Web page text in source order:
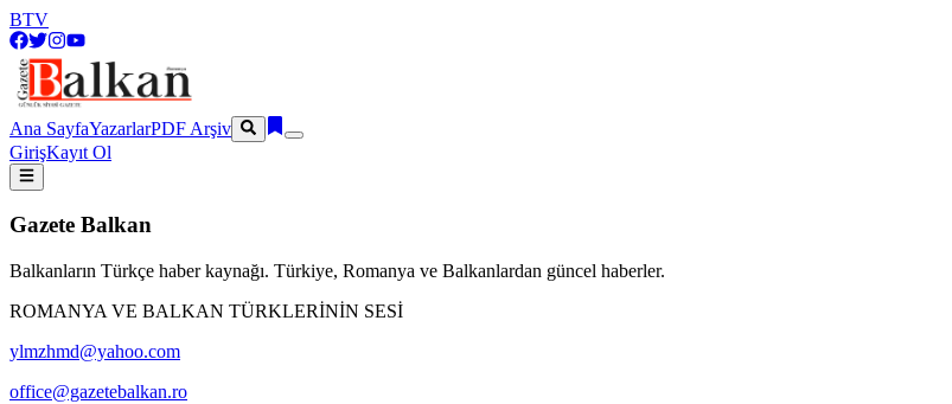
BTV
Ana SayfaYazarlarPDF Arşiv
GirişKayıt Ol
Gazete Balkan
Balkanların Türkçe haber kaynağı. Türkiye, Romanya ve Balkanlardan güncel haberler.
ROMANYA VE BALKAN TÜRKLERİNİN SESİ
ylmzhmd@yahoo.com
office@gazetebalkan.ro